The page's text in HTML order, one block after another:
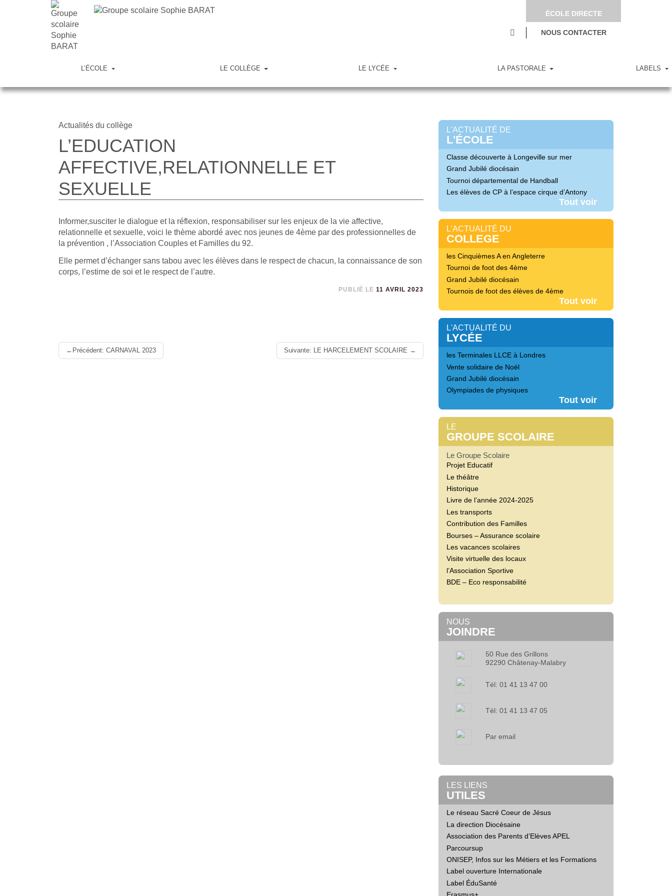
ÉCOLE DIRECTE
NOUS CONTACTER
L’ÉCOLE LE COLLÈGE LE LYCÉE LA PASTORALE LABELS
Actualités du collège
L’EDUCATION
AFFECTIVE,RELATIONNELLE ET
SEXUELLE
Informer,susciter le dialogue et la réflexion, responsabiliser sur les enjeux de la vie affective,
relationnelle et sexuelle, voici le thème abordé avec nos jeunes de 4ème par des professionnelles de
la prévention , l’Association Couples et Familles du 92.
Elle permet d’échanger sans tabou avec les élèves dans le respect de chacun, la connaissance de son
corps, l’estime de soi et le respect de l’autre.
PUBLIÉ LE 11 AVRIL 2023
Lire
Précédent: CARNAVAL 2023 Suivante: LE HARCELEMENT SCOLAIRE
L'ACTUALITÉ DE
L'ÉCOLE
Classe découverte à Longeville sur mer
Grand Jubilé diocésain
Tournoi départemental de Handball
Les élèves de CP à l’espace cirque d’Antony
Tout voir
L'ACTUALITÉ DU
COLLEGE
les Cinquièmes A en Angleterre
Tournoi de foot des 4ème
Grand Jubilé diocésain
Tournois de foot des élèves de 4ème
Tout voir
L'ACTUALITÉ DU
LYCÉE
les Terminales LLCE à Londres
Vente solidaire de Noël
Grand Jubilé diocésain
Olympiades de physiques
Tout voir
LE
GROUPE SCOLAIRE
Le Groupe Scolaire
Projet Educatif
Le théâtre
Historique
Livre de l’année 2024-2025
Les transports
Contribution des Familles
Bourses – Assurance scolaire
Les vacances scolaires
Visite virtuelle des locaux
l’Association Sportive
BDE – Eco responsabilité
NOUS
JOINDRE
50 Rue des Grillons
92290 Châtenay-Malabry
Tél: 01 41 13 47 00
Tél: 01 41 13 47 05
Par email
LES LIENS
UTILES
Le réseau Sacré Coeur de Jésus
La direction Diocésaine
Association des Parents d’Elèves APEL
Parcoursup
ONISEP, Infos sur les Métiers et les Formations
Label ouverture Internationale
Label ÉduSanté